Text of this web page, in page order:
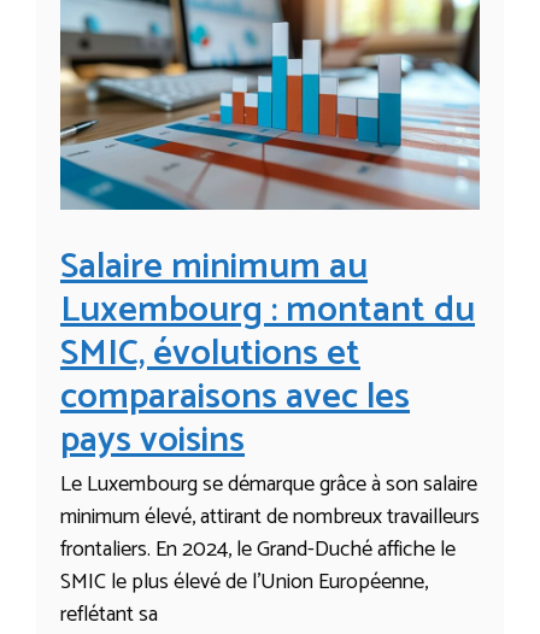
Salaire minimum au
Luxembourg : montant du
SMIC, évolutions et
comparaisons avec les
pays voisins
Le Luxembourg se démarque grâce à son salaire
minimum élevé, attirant de nombreux travailleurs
frontaliers. En 2024, le Grand-Duché affiche le
SMIC le plus élevé de l’Union Européenne,
reflétant sa